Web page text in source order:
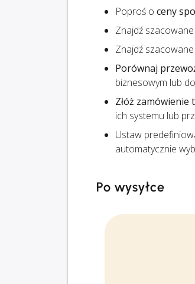
Poproś o ceny
Znajdź szacowane
Znajdź szacowane
Porównaj
biznesowym lub
Złóż
ich systemu lub
Ustaw
automatycznie
Po wysyłce